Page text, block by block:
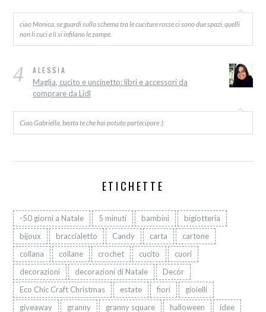
ciao Monica, se guardi sullo schema tra le cuciture rosse ci sono due spazi, quelli
non li cuci e lì si infilano le zampe.
4 ALESSIA
Maglia, cucito e uncinetto: libri e accessori da
comprare da Lidl
Ciao Gabriella, beata te che hai potuto partecipare :)
ETICHETTE
-50 giorni a Natale 5 minuti bambini
bigiotteria
bijoux
braccialetto Candy carta
cartone
collana
collane crochet cucito
cuori
decorazioni
decorazioni di Natale
Decòr
Eco Chic Craft Christmas
estate fiori
gioielli
giveaway
granny granny square halloween
idee